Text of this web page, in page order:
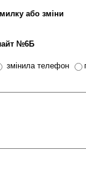
або зміни
№6Б
змінила телефон